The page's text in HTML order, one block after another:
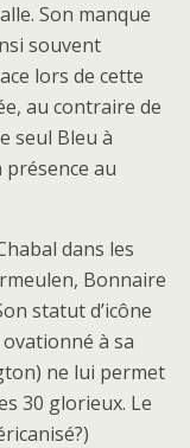
Son manque
souvent
lors de cette
au contraire de
seul Bleu à
présence au
dans les
Bonnaire
statut d’icône
à sa
ne lui permet
30 glorieux. Le